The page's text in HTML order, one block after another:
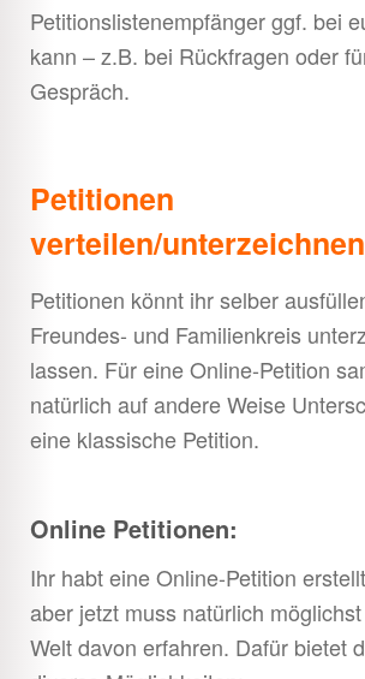
Petitionslistenempfänger ggf. bei
kann – z.B. bei Rückfragen oder
Gespräch.
Petitionen
verteilen/
Petitionen könnt ihr selber
Freundes- und Familienkreis
lassen. Für eine Online-Petition
natürlich auf andere Weise
eine klassische Petition.
Online Petitionen:
Ihr habt eine Online-Petition
aber jetzt muss natürlich
Welt davon erfahren. Dafür bietet